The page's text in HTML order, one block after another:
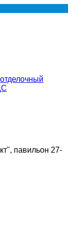
павильон 27-